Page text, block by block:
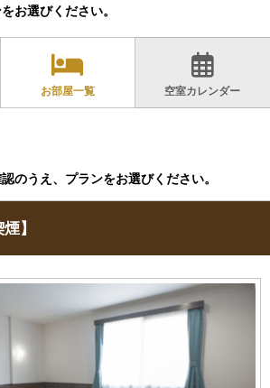
お選びください。
お部屋一覧 空室カレンダー
のうえ、プランをお選びください。
】